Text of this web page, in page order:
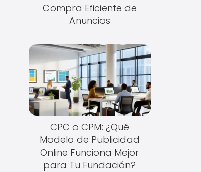
Compra Eficiente de
Anuncios
CPC o CPM: ¿Qué
Modelo de Publicidad
Online Funciona Mejor
para Tu Fundación?